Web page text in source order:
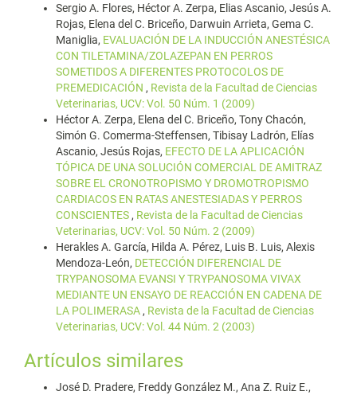
Sergio A. Flores, Héctor A. Zerpa, Elias Ascanio, Jesús A.
Rojas, Elena del C. Briceño, Darwuin Arrieta, Gema C.
Maniglia, EVALUACIÓN DE LA INDUCCIÓN ANESTÉSICA
CON TILETAMINA/ZOLAZEPAN EN PERROS
SOMETIDOS A DIFERENTES PROTOCOLOS DE
PREMEDICACIÓN , Revista de la Facultad de Ciencias
Veterinarias, UCV: Vol. 50 Núm. 1 (2009)
Héctor A. Zerpa, Elena del C. Briceño, Tony Chacón,
Simón G. Comerma-Steffensen, Tibisay Ladrón, Elías
Ascanio, Jesús Rojas, EFECTO DE LA APLICACIÓN
TÓPICA DE UNA SOLUCIÓN COMERCIAL DE AMITRAZ
SOBRE EL CRONOTROPISMO Y DROMOTROPISMO
CARDIACOS EN RATAS ANESTESIADAS Y PERROS
CONSCIENTES , Revista de la Facultad de Ciencias
Veterinarias, UCV: Vol. 50 Núm. 2 (2009)
Herakles A. García, Hilda A. Pérez, Luis B. Luis, Alexis
Mendoza-León, DETECCIÓN DIFERENCIAL DE
TRYPANOSOMA EVANSI Y TRYPANOSOMA VIVAX
MEDIANTE UN ENSAYO DE REACCIÓN EN CADENA DE
LA POLIMERASA , Revista de la Facultad de Ciencias
Veterinarias, UCV: Vol. 44 Núm. 2 (2003)
Artículos similares
José D. Pradere, Freddy González M., Ana Z. Ruiz E.,